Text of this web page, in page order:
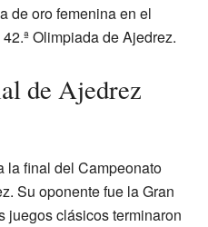
de oro femenina en el
Olimpiada de Ajedrez.
de Ajedrez
la final del Campeonato
Su oponente fue la Gran
juegos clásicos terminaron